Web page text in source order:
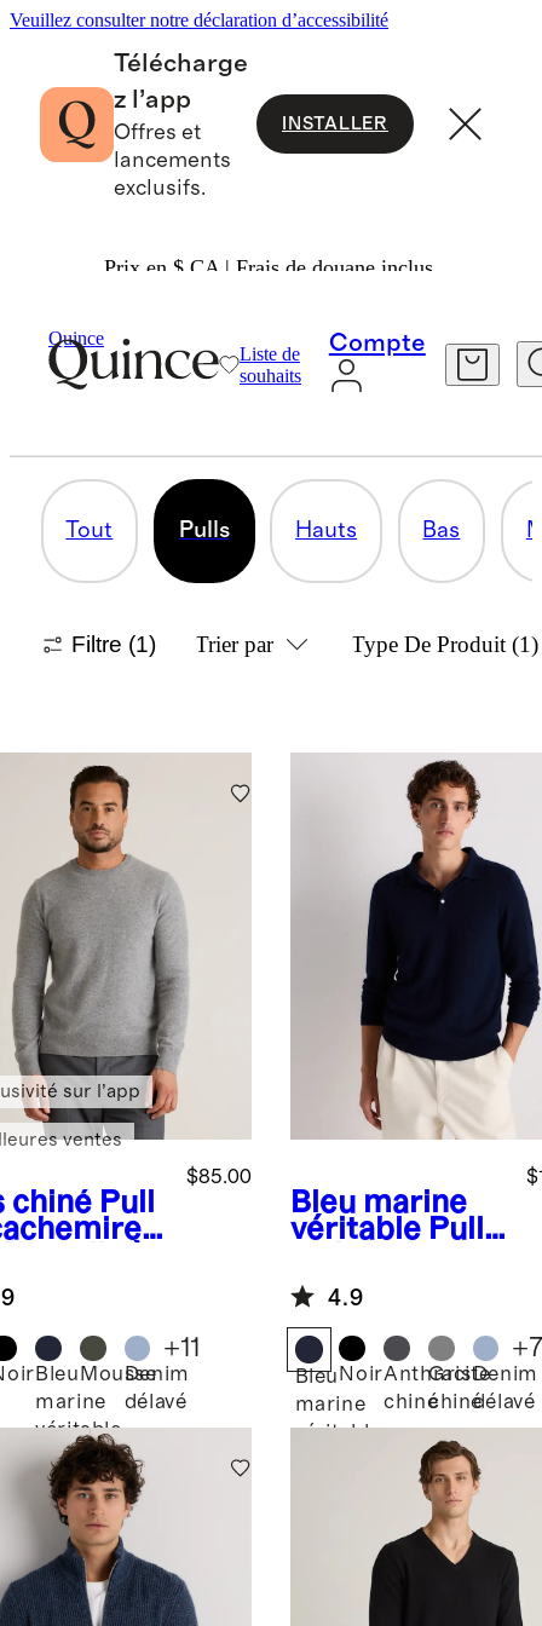
Veuillez consulter notre déclaration d’accessibilité
Télécharge
z l’app
Offres et
lancements
exclusifs.
INSTALLER
Prix en $ CA | Frais de douane inclus.
Quince
Liste de
souhaits
Compte
Hommes Collection D’automne
PULLS
Tout Pulls Hauts Bas
Filtre (1) Trier par Type De Produit (1)
chiné Pull
$85.00
sur l’app
ventes
Bleu
marine
véritable
MousseDenim
délavé
+11
Bleu marine
véritable Pull
cachemire de
Mongolie
4.9
Bleu
marine
véritable
NoirAnthracite
chiné
Gris
chiné
Denim
délavé
+